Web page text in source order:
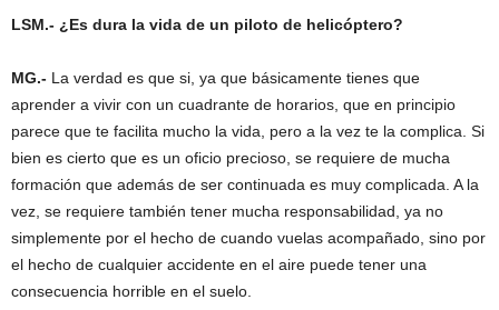
LSM.- ¿Es dura la vida de un piloto de helicóptero?
MG.- La verdad es que si, ya que básicamente tienes que
aprender a vivir con un cuadrante de horarios, que en principio
parece que te facilita mucho la vida, pero a la vez te la complica. Si
bien es cierto que es un oficio precioso, se requiere de mucha
formación que además de ser continuada es muy complicada. A la
vez, se requiere también tener mucha responsabilidad, ya no
simplemente por el hecho de cuando vuelas acompañado, sino por
el hecho de cualquier accidente en el aire puede tener una
consecuencia horrible en el suelo.